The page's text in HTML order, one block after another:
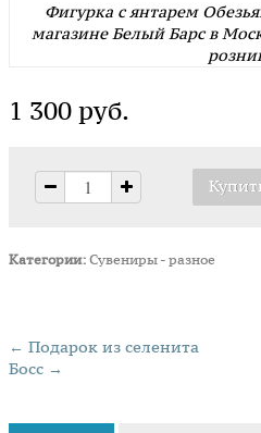
Фигурка с янтарем
магазине Белый Барс в
1 300 руб.
Категории: Сувениры - разное
← Подарок из селенита
Босс →